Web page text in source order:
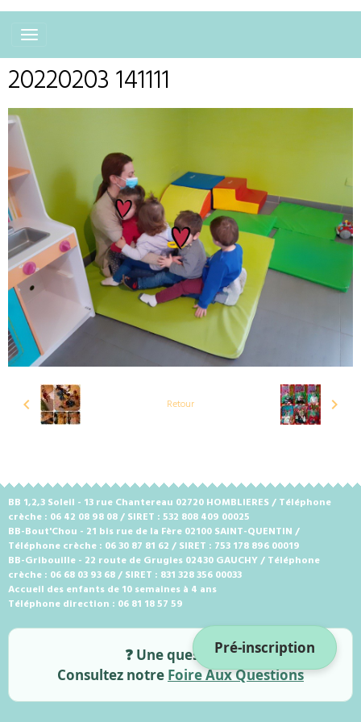
Pré-inscription
20220203 141111
Retour
BB 1,2,3 Soleil - 13 rue Chantereau 02720 HOMBLIERES / Téléphone
crèche : 06 42 08 98 08 / SIRET : 532 808 409 00025
BB-Bout'Chou - 21 bis rue de la Fère 02100 SAINT-QUENTIN /
Téléphone crèche : 06 30 87 81 62 / SIRET : 753 178 896 00019
BB-Gribouille - 22 route de Grugies 02430 GAUCHY / Téléphone
crèche : 06 68 03 93 68 / SIRET : 831 328 356 00033
Accueil des enfants de 10 semaines à 4 ans
Téléphone direction : 06 81 18 57 59
❓ Une question ?
Consultez notre Foire Aux Questions